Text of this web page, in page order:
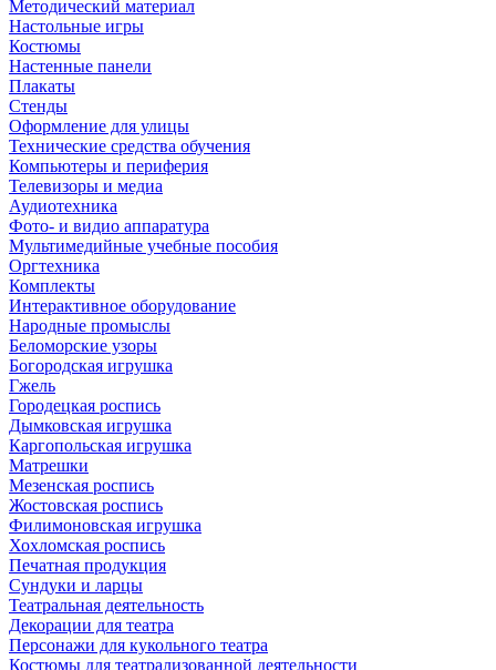
Методический материал
Настольные игры
Костюмы
Настенные панели
Плакаты
Стенды
Оформление для улицы
Технические средства обучения
Компьютеры и периферия
Телевизоры и медиа
Аудиотехника
Фото- и видио аппаратура
Мультимедийные учебные пособия
Оргтехника
Комплекты
Интерактивное оборудование
Народные промыслы
Беломорские узоры
Богородская игрушка
Гжель
Городецкая роспись
Дымковская игрушка
Каргопольская игрушка
Матрешки
Мезенская роспись
Жостовская роспись
Филимоновская игрушка
Хохломская роспись
Печатная продукция
Сундуки и ларцы
Театральная деятельность
Декорации для театра
Персонажи для кукольного театра
Костюмы для театрализованной деятельности